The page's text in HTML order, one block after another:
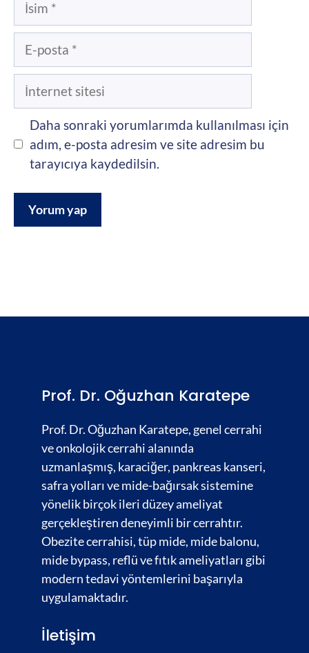
posta
İnternet
sitesi
Daha sonraki yorumlarımda kullanılması için
adım, e-posta adresim ve site adresim bu
tarayıcıya kaydedilsin.
Prof. Dr. Oğuzhan Karatepe
Prof. Dr. Oğuzhan Karatepe, genel cerrahi
ve onkolojik cerrahi alanında
uzmanlaşmış, karaciğer, pankreas kanseri,
safra yolları vemide-bağırsaksistemine
yönelik birçok ileri düzey ameliyat
gerçekleştiren deneyimli bir cerrahtır.
Obezite cerrahisi,tüp mide, mide balonu,
mide bypass, reflü ve fıtık ameliyatları gibi
modern tedavi yöntemlerini başarıyla
uygulamaktadır.
İletişim